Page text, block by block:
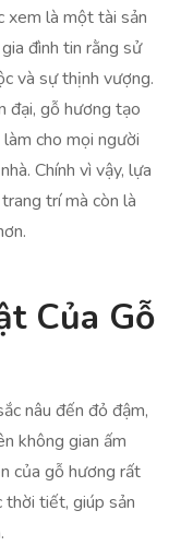
xem là một tài sản
đình tin rằng sử
và sự thịnh vượng.
đại, gỗ hương tạo
cho mọi người
Chính vì vậy, lựa
trí mà còn là
Của Gỗ
nâu đến đỏ đậm,
không gian ấm
của gỗ hương rất
thời tiết, giúp sản